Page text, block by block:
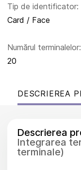
Tip de identificator:
Card / Face
Numărul terminalelor:
20
DESCRIEREA
Descrierea
Integrarea
terminale)